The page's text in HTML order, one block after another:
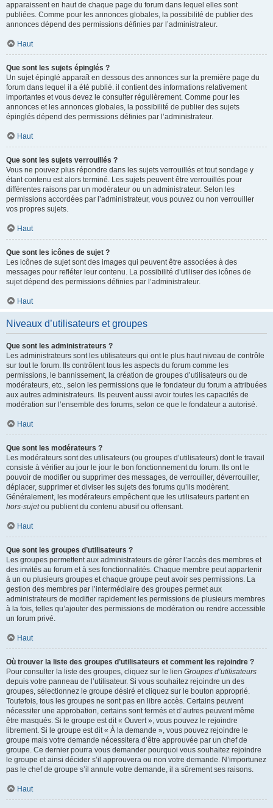
apparaissent en haut de chaque page du forum dans lequel elles sont
publiées. Comme pour les annonces globales, la possibilité de publier des
annonces dépend des permissions définies par l’administrateur.
Haut
Que sont les sujets épinglés ?
Un sujet épinglé apparaît en dessous des annonces sur la première page du
forum dans lequel il a été publié. il contient des informations relativement
importantes et vous devez le consulter régulièrement. Comme pour les
annonces et les annonces globales, la possibilité de publier des sujets
épinglés dépend des permissions définies par l’administrateur.
Haut
Que sont les sujets verrouillés ?
Vous ne pouvez plus répondre dans les sujets verrouillés et tout sondage y
étant contenu est alors terminé. Les sujets peuvent être verrouillés pour
différentes raisons par un modérateur ou un administrateur. Selon les
permissions accordées par l’administrateur, vous pouvez ou non verrouiller
vos propres sujets.
Haut
Que sont les icônes de sujet ?
Les icônes de sujet sont des images qui peuvent être associées à des
messages pour refléter leur contenu. La possibilité d’utiliser des icônes de
sujet dépend des permissions définies par l’administrateur.
Haut
Niveaux d’utilisateurs et groupes
Que sont les administrateurs ?
Les administrateurs sont les utilisateurs qui ont le plus haut niveau de contrôle
sur tout le forum. Ils contrôlent tous les aspects du forum comme les
permissions, le bannissement, la création de groupes d’utilisateurs ou de
modérateurs, etc., selon les permissions que le fondateur du forum a attribuées
aux autres administrateurs. Ils peuvent aussi avoir toutes les capacités de
modération sur l’ensemble des forums, selon ce que le fondateur a autorisé.
Haut
Que sont les modérateurs ?
Les modérateurs sont des utilisateurs (ou groupes d’utilisateurs) dont le travail
consiste à vérifier au jour le jour le bon fonctionnement du forum. Ils ont le
pouvoir de modifier ou supprimer des messages, de verrouiller, déverrouiller,
déplacer, supprimer et diviser les sujets des forums qu’ils modèrent.
Généralement, les modérateurs empêchent que les utilisateurs partent en
hors-sujetou publient du contenu abusif ou offensant.
Haut
Que sont les groupes d’utilisateurs ?
Les groupes permettent aux administrateurs de gérer l’accès des membres et
des invités au forum et à ses fonctionnalités. Chaque membre peut appartenir
à un ou plusieurs groupes et chaque groupe peut avoir ses permissions. La
gestion des membres par l’intermédiaire des groupes permet aux
administrateurs de modifier rapidement les permissions de plusieurs membres
à la fois, telles qu’ajouter des permissions de modération ou rendre accessible
un forum privé.
Haut
Où trouver la liste des groupes d’utilisateurs et comment les rejoindre ?
Pour consulter la liste des groupes, cliquez sur le lien Groupes d’utilisateurs
depuis votre panneau de l’utilisateur. Si vous souhaitez rejoindre un des
groupes, sélectionnez le groupe désiré et cliquez sur le bouton approprié.
Toutefois, tous les groupes ne sont pas en libre accès. Certains peuvent
nécessiter une approbation, certains sont fermés et d’autres peuvent même
être masqués. Si le groupe est dit « Ouvert », vous pouvez le rejoindre
librement. Si le groupe est dit « À la demande », vous pouvez rejoindre le
groupe mais votre demande nécessitera d’être approuvée par un chef de
groupe. Ce dernier pourra vous demander pourquoi vous souhaitez rejoindre
le groupe et ainsi décider s’il approuvera ou non votre demande. N’importunez
pas le chef de groupe s’il annule votre demande, il a sûrement ses raisons.
Haut